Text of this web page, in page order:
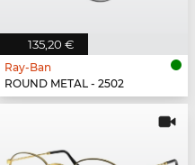
135,20 €
Ray-Ban
ROUND METAL - 2502